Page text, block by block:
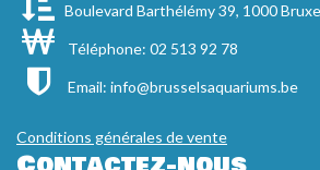
Boulevard Barthélémy 39, 1000
Téléphone: 02 513 92 78
Email: info@brusselsaquariums.be
Conditions générales de vente